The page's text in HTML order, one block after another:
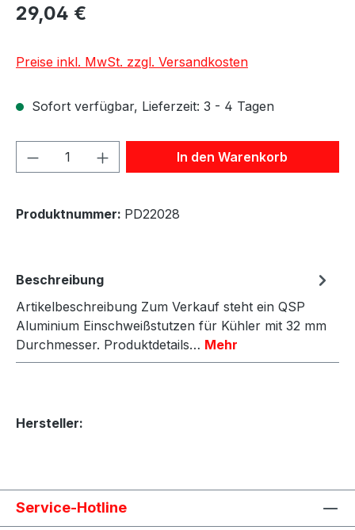
29,04 €
Preise inkl. MwSt. zzgl. Versandkosten
Sofort verfügbar, Lieferzeit: 3 - 4 Tagen
Produkt Anzahl: Gib denIn den Warenkorb
Produktnummer: PD22028
Beschreibung
Artikelbeschreibung Zum Verkauf steht ein QSP
Aluminium Einschweißstutzen für Kühler mit 32 mm
Durchmesser. Produktdetails… Mehr
Hersteller:
Service-Hotline